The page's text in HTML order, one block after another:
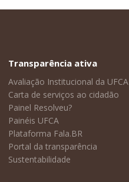
Transparência ativa
Avaliação Institucional da UFCA
Carta de serviços ao cidadão
Painel Resolveu?
Painéis UFCA
Plataforma Fala.BR
Portal da transparência
Sustentabilidade